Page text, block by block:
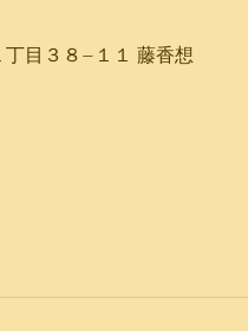
丁目３８−１１ 藤香想